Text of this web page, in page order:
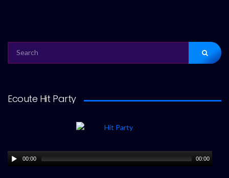
FOR:
Ecoute Hit Party
00:00 00:00